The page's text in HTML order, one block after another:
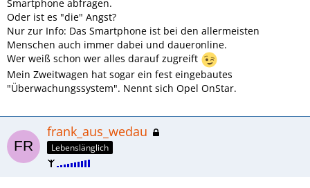
Smartphone abfragen.
Oder ist es "die" Angst?
Nur zur Info: Das Smartphone ist bei den allermeisten
Menschen auch immer dabei und daueronline.
Wer weiß schon wer alles darauf zugreift
Mein Zweitwagen hat sogar ein fest eingebautes
"Überwachungssystem". Nennt sich Opel OnStar.
frank_aus_wedau
Lebenslänglich